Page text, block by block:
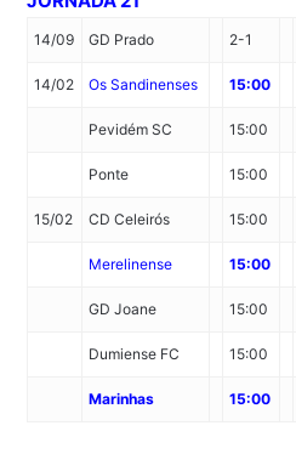
14/09 GD Prado 2-1
14/02 Os Sandinenses 15:00
Pevidém SC 15:00
Ponte 15:00
15/02 CD Celeirós 15:00
Merelinense 15:00
GD Joane 15:00
Dumiense FC 15:00
Marinhas 15:00